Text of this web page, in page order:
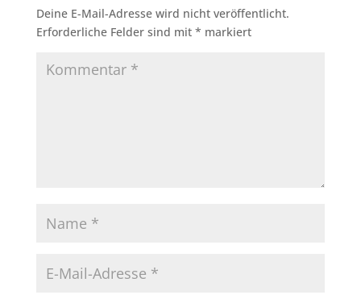
Deine E-Mail-Adresse wird nicht veröffentlicht.
Erforderliche Felder sind mit * markiert